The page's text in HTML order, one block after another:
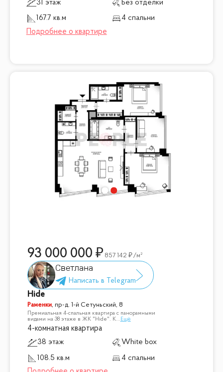
31 этаж
Без отделки
167.7 кв.м
4 спальни
93 000 000 857 142 /м²
Светлана
Hide
Раменки, пр-д. 1-й Сетуньский, 8
Премиальная 4-спальная квартира с панорамными
видами на 38 этаже в ЖК "Hide". К... Ещё
4-комнатная квартира
38 этаж
White box
108.5 кв.м
4 спальни